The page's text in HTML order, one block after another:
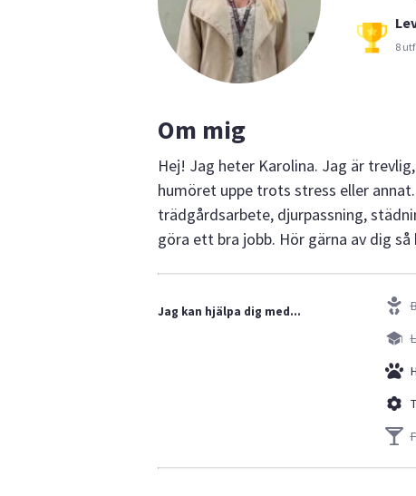
8
Om mig
Hej! Jag heter Karolina. Jag är
humöret uppe trots stress eller
trädgårdsarbete, djurpassning,
göra ett bra jobb. Hör gärna av dig
Jag kan hjälpa dig med...